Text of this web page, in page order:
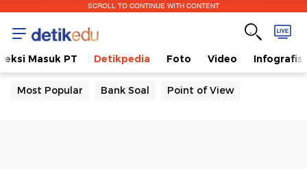
SCROLL TO CONTINUE WITH CONTENT
Masuk PT Detikpedia Foto Video Infografis
Most Popular Bank Soal Point of View